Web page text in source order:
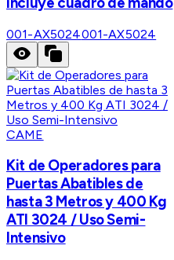
001-AX5024001-AX5024
CAME
Kit de Operadores para
Puertas Abatibles de
hasta 3 Metros y 400 Kg
ATI 3024 / Uso Semi-
Intensivo